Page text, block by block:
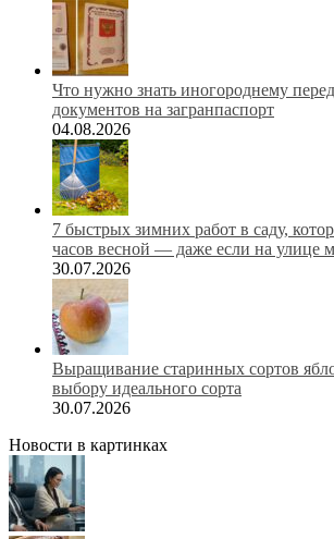
Что нужно знать иногороднему
документов на загранпаспорт
04.08.2026
7 быстрых зимних работ в саду,
часов весной — даже если на улице
30.07.2026
Выращивание старинных сортов
выбору идеального сорта
30.07.2026
Новости в картинках